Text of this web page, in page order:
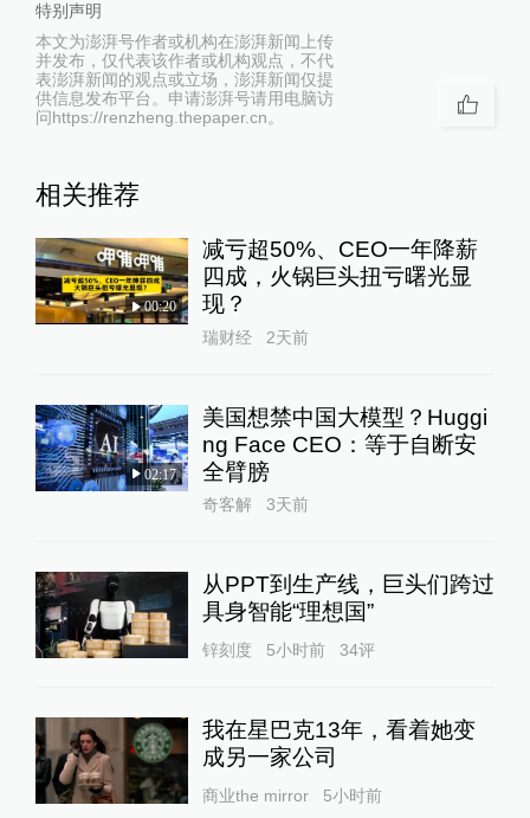
特别声明
本文为澎湃号作者或机构在澎湃新闻上传
并发布，仅代表该作者或机构观点，不代
表澎湃新闻的观点或立场，澎湃新闻仅提
供信息发布平台。申请澎湃号请用电脑访
问https://renzheng.thepaper.cn。
相关推荐
00:20
减亏超50%、CEO一年降薪
四成，火锅巨头扭亏曙光显
现？
瑞财经 2天前
02:17
美国想禁中国大模型？Huggi
ng Face CEO：等于自断安
全臂膀
奇客解 3天前
从PPT到生产线，巨头们跨过
具身智能“理想国”
锌刻度 5小时前 34评
我在星巴克13年，看着她变
成另一家公司
商业the mirror 5小时前